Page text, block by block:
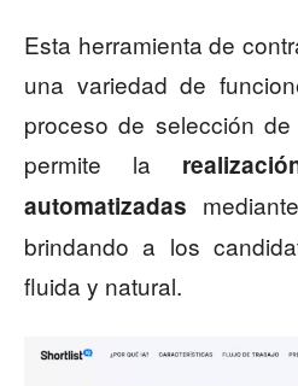
Esta herramienta de
una variedad de
proceso de selección
permite la
automatizadas
brindando a los
fluida y natural.